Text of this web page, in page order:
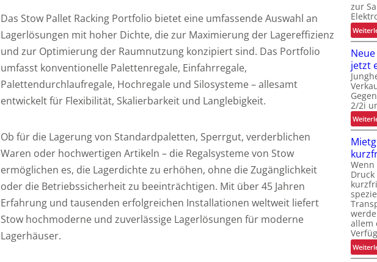
Das Stow Pallet Racking Portfolio bietet eine umfassende Auswahl an
Lagerlösungen mit hoher Dichte, die zur Maximierung der Lagereffizienz
und zur Optimierung der Raumnutzung konzipiert sind. Das Portfolio
umfasst konventionelle Palettenregale, Einfahrregale,
Palettendurchlaufregale, Hochregale und Silosysteme – allesamt
entwickelt für Flexibilität, Skalierbarkeit und Langlebigkeit.
Ob für die Lagerung von Standardpaletten, Sperrgut, verderblichen
Waren oder hochwertigen Artikeln – die Regalsysteme von Stow
ermöglichen es, die Lagerdichte zu erhöhen, ohne die Zugänglichkeit
oder die Betriebssicherheit zu beeinträchtigen. Mit über 45 Jahren
Erfahrung und tausenden erfolgreichen Installationen weltweit liefert
Stow hochmoderne und zuverlässige Lagerlösungen für moderne
Lagerhäuser.
c
L
s
t
t
r
s
r
t
t
i
zur
jetzt
2/2i
allem